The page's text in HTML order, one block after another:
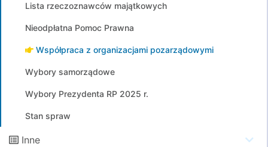
Lista rzeczoznawców majątkowych
Nieodpłatna Pomoc Prawna
Współpraca z organizacjami pozarządowymi
Wybory samorządowe
Wybory Prezydenta RP 2025 r.
Stan spraw
Inne